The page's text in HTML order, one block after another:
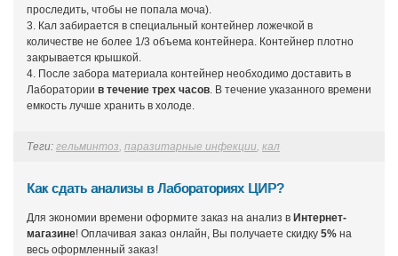
проследить, чтобы не попала моча).
3. Кал забирается в специальный контейнер ложечкой в
количестве не более 1/3 объема контейнера. Контейнер плотно
закрывается крышкой.
4. После забора материала контейнер необходимо доставить в
Лаборатории в течение трех часов. В течение указанного времени
емкость лучше хранить в холоде.
Теги: гельминтоз, паразитарные инфекции, кал
Как сдать анализы в Лабораториях ЦИР?
Для экономии времени оформите заказ на анализ в Интернет-
магазине! Оплачивая заказ онлайн, Вы получаете скидку 5% на
весь оформленный заказ!